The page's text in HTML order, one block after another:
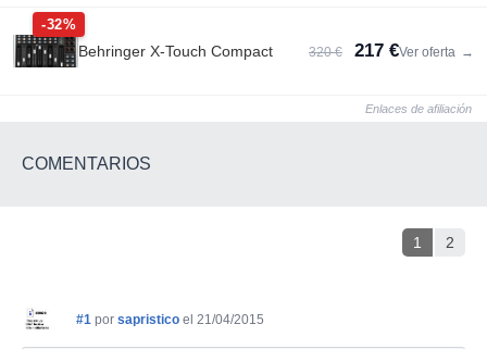
-32%
Behringer X-Touch Compact 320 € 217 €Ver oferta →
Enlaces de afiliación
COMENTARIOS
1 2
#1 por sapristico el 21/04/2015